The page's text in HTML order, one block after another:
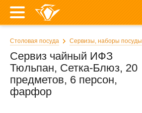
Столовая посуда Сервизы, наборы посуды
Сервиз чайный ИФЗ
Тюльпан, Сетка-Блюз, 20
предметов, 6 персон,
фарфор